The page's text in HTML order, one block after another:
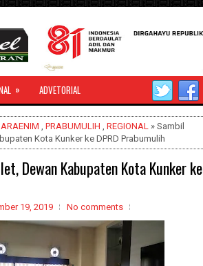
» ADVETORIAL
, PRABUMULIH , REGIONAL » Sambil
Kota Kunker ke DPRD Prabumulih
Dewan Kabupaten Kota Kunker ke
19, 2019 No comments